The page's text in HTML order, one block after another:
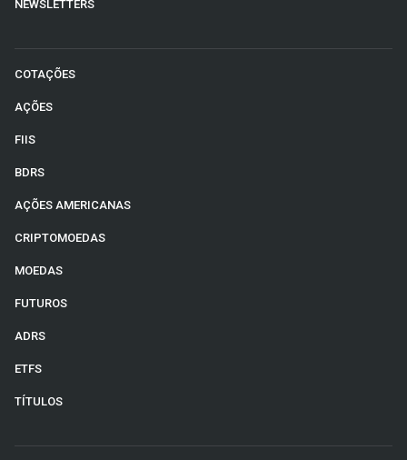
NEWSLETTERS
COTAÇÕES
AÇÕES
FIIS
BDRS
AÇÕES AMERICANAS
CRIPTOMOEDAS
MOEDAS
FUTUROS
ADRS
ETFS
TÍTULOS